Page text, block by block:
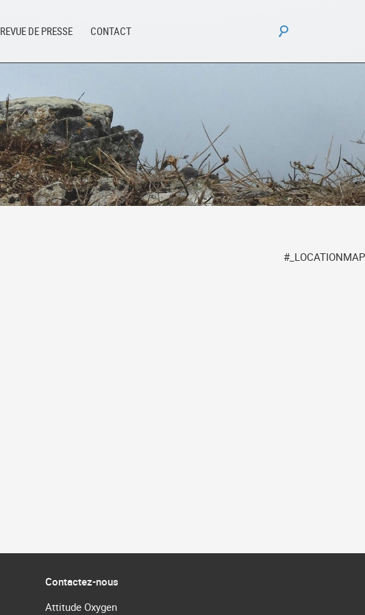
REVUE DE PRESSE CONTACT Rechercher :
#_LOCATIONMAP
Contactez-nous
Attitude Oxygen